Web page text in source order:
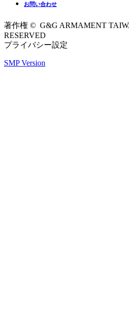
お問い合わせ
著作権 © G&G ARMAMENT
RESERVED
プライバシー設定
SMP Version